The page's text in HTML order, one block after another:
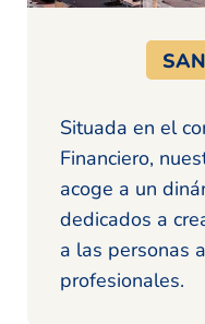
Situada en el
Financiero,
acoge a un
dedicados a
a las personas
profesionales.